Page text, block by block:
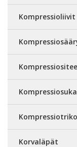
Kompressioliivit
Korvaläpät